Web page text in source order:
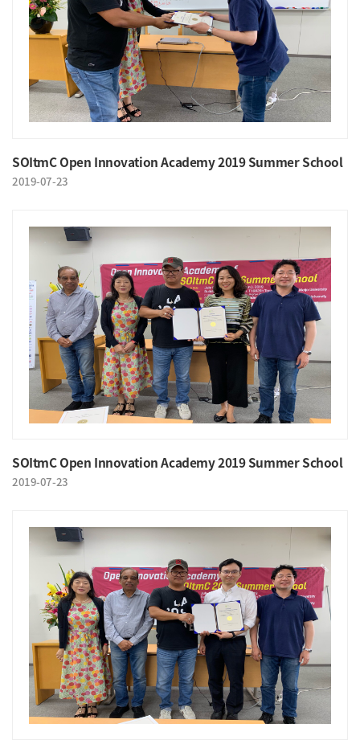
SOItmC Open Innovation Academy 2019 Summer School
2019-07-23
SOItmC Open Innovation Academy 2019 Summer School
2019-07-23